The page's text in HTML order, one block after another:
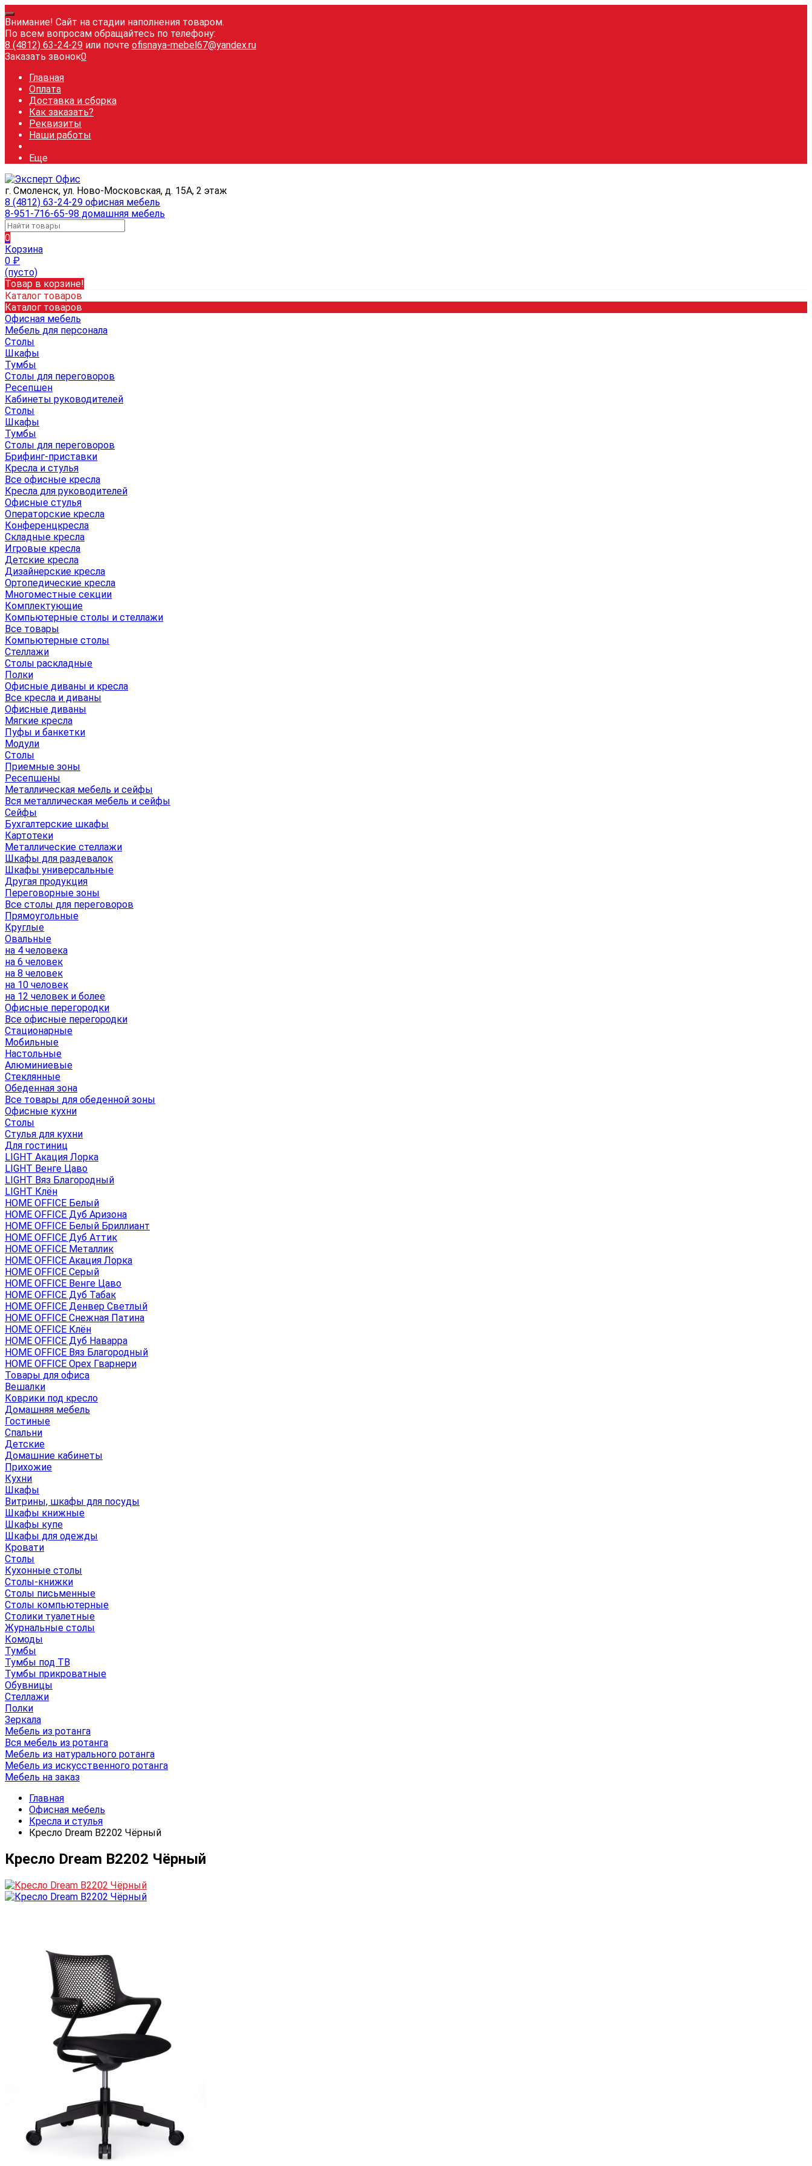
Внимание! Сайт на стадии наполнения товаром.
По всем вопросам обращайтесь по телефону:
8 (4812) 63-24-29 или почте ofisnaya-mebel67@yandex.ru
Заказать звонок0
Главная
Оплата
Доставка и сборка
Как заказать?
Реквизиты
Наши работы
Еще
г. Смоленск, ул. Ново-Московская, д. 15А, 2 этаж
8 (4812) 63-24-29 офисная мебель
8-951-716-65-98 домашняя мебель
0
Корзина
0 ₽
(пусто)
Товар в корзине!
Каталог товаров
Каталог товаров
Офисная мебель
Мебель для персонала
Столы
Шкафы
Тумбы
Столы для переговоров
Ресепшен
Кабинеты руководителей
Столы
Шкафы
Тумбы
Столы для переговоров
Брифинг-приставки
Кресла и стулья
Все офисные кресла
Кресла для руководителей
Офисные стулья
Операторские кресла
Конференцкресла
Складные кресла
Игровые кресла
Детские кресла
Дизайнерские кресла
Ортопедические кресла
Многоместные секции
Комплектующие
Компьютерные столы и стеллажи
Все товары
Компьютерные столы
Стеллажи
Столы раскладные
Полки
Офисные диваны и кресла
Все кресла и диваны
Офисные диваны
Мягкие кресла
Пуфы и банкетки
Модули
Столы
Приемные зоны
Ресепшены
Металлическая мебель и сейфы
Вся металлическая мебель и сейфы
Сейфы
Бухгалтерские шкафы
Картотеки
Металлические стеллажи
Шкафы для раздевалок
Шкафы универсальные
Другая продукция
Переговорные зоны
Все столы для переговоров
Прямоугольные
Круглые
Овальные
на 4 человека
на 6 человек
на 8 человек
на 10 человек
на 12 человек и более
Офисные перегородки
Все офисные перегородки
Стационарные
Мобильные
Настольные
Алюминиевые
Стеклянные
Обеденная зона
Все товары для обеденной зоны
Офисные кухни
Столы
Стулья для кухни
Для гостиниц
LIGHT Акация Лорка
LIGHT Венге Цаво
LIGHT Вяз Благородный
LIGHT Клён
HOME OFFICE Белый
HOME OFFICE Дуб Аризона
HOME OFFICE Белый Бриллиант
HOME OFFICE Дуб Аттик
HOME OFFICE Металлик
HOME OFFICE Акация Лорка
HOME OFFICE Серый
HOME OFFICE Венге Цаво
HOME OFFICE Дуб Табак
HOME OFFICE Денвер Светлый
HOME OFFICE Снежная Патина
HOME OFFICE Клён
HOME OFFICE Дуб Наварра
HOME OFFICE Вяз Благородный
HOME OFFICE Орех Гварнери
Товары для офиса
Вешалки
Коврики под кресло
Домашняя мебель
Гостиные
Спальни
Детские
Домашние кабинеты
Прихожие
Кухни
Шкафы
Витрины, шкафы для посуды
Шкафы книжные
Шкафы купе
Шкафы для одежды
Кровати
Столы
Кухонные столы
Столы-книжки
Столы письменные
Столы компьютерные
Столики туалетные
Журнальные столы
Комоды
Тумбы
Тумбы под ТВ
Тумбы прикроватные
Обувницы
Стеллажи
Полки
Зеркала
Мебель из ротанга
Вся мебель из ротанга
Мебель из натурального ротанга
Мебель из искусственного ротанга
Мебель на заказ
Главная
Офисная мебель
Кресла и стулья
Кресло Dream B2202 Чёрный
Кресло Dream B2202 Чёрный